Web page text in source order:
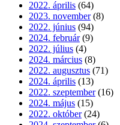
2022. április (64)
2023. november (8)
2022. június (94)
2024. február (9)
2022. július (4)
2024. március (8)
2022. augusztus (71)
2024. április (13)
2022. szeptember (16)
2024. május (15)
2022. október (24)